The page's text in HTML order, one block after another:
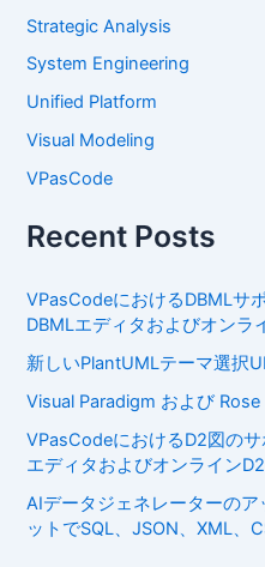
Strategic Analysis
System Engineering
Unified Platform
Visual Modeling
VPasCode
Recent Posts
VPasCodeにおけるDBMLサ
DBMLエディタおよびオンラ
新しいPlantUMLテーマ選択
Visual Paradigm および Rose
VPasCodeにおけるD2図の
エディタおよびオンライン
AIデータジェネレーターの
ットでSQL、JSON、XML、